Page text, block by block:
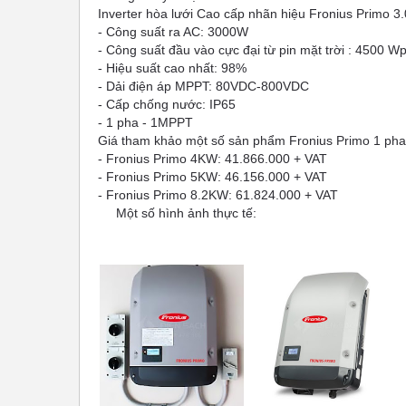
Inverter hòa lưới Cao cấp nhãn hiệu Fronius Primo
- Công suất ra AC: 3000W
- Công suất đầu vào cực đại từ pin mặt trời : 4500 Wp
- Hiệu suất cao nhất: 98%
- Dải điện áp MPPT: 80VDC-800VDC
- Cấp chống nước: IP65
- 1 pha - 1MPPT
Giá tham khảo một số sản phẩm Fronius Primo 1 pha
- Fronius Primo 4KW: 41.866.000 + VAT
- Fronius Primo 5KW: 46.156.000 + VAT
- Fronius Primo 8.2KW: 61.824.000 + VAT
Một số hình ảnh thực tế: